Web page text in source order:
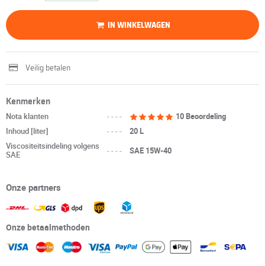
IN WINKELWAGEN
Veilig betalen
Kenmerken
Nota klanten ----
10 Beoordeling
Inhoud [liter]
----
20 L
Viscositeitsindeling volgens
SAE
---- SAE 15W-40
Onze partners
Onze betaalmethoden